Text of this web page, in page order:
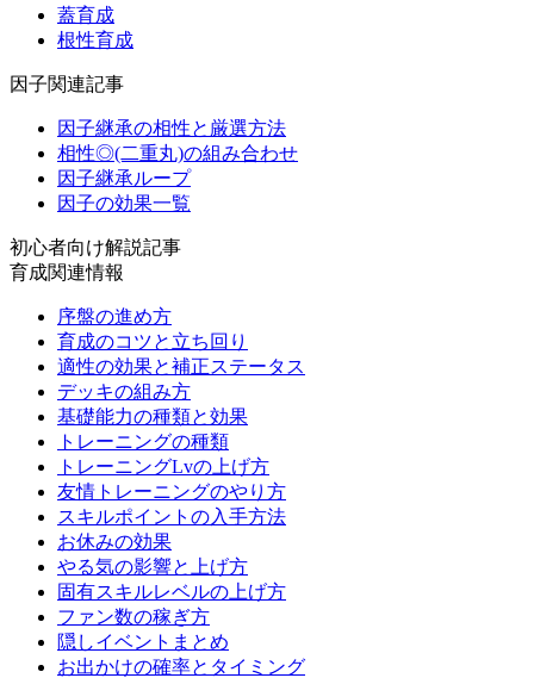
蓋育成
根性育成
因子関連記事
因子継承の相性と厳選方法
相性◎(二重丸)の組み合わせ
因子継承ループ
因子の効果一覧
初心者向け解説記事
育成関連情報
序盤の進め方
育成のコツと立ち回り
適性の効果と補正ステータス
デッキの組み方
基礎能力の種類と効果
トレーニングの種類
トレーニングLvの上げ方
友情トレーニングのやり方
スキルポイントの入手方法
お休みの効果
やる気の影響と上げ方
固有スキルレベルの上げ方
ファン数の稼ぎ方
隠しイベントまとめ
お出かけの確率とタイミング